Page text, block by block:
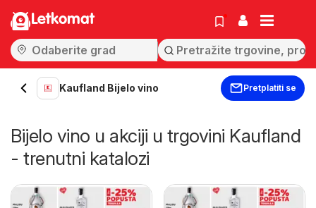
Letkomat
Kaufland Bijelo vino Pretplatiti se
Bijelo vino u akciji u trgovini Kaufland
- trenutni katalozi